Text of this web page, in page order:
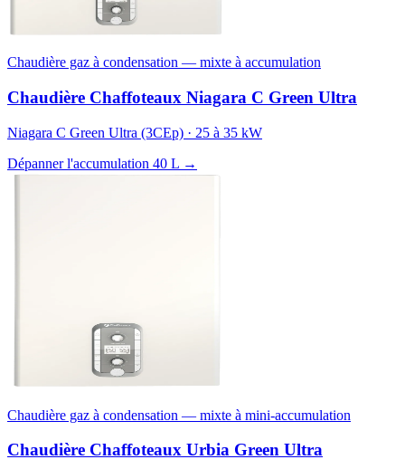
Chaudière gaz à condensation — mixte à accumulation
Chaudière Chaffoteaux Niagara C Green Ultra
Niagara C Green Ultra (3CEp) · 25 à 35 kW
Dépanner l'accumulation 40 L →
Chaudière gaz à condensation — mixte à mini-accumulation
Chaudière Chaffoteaux Urbia Green Ultra